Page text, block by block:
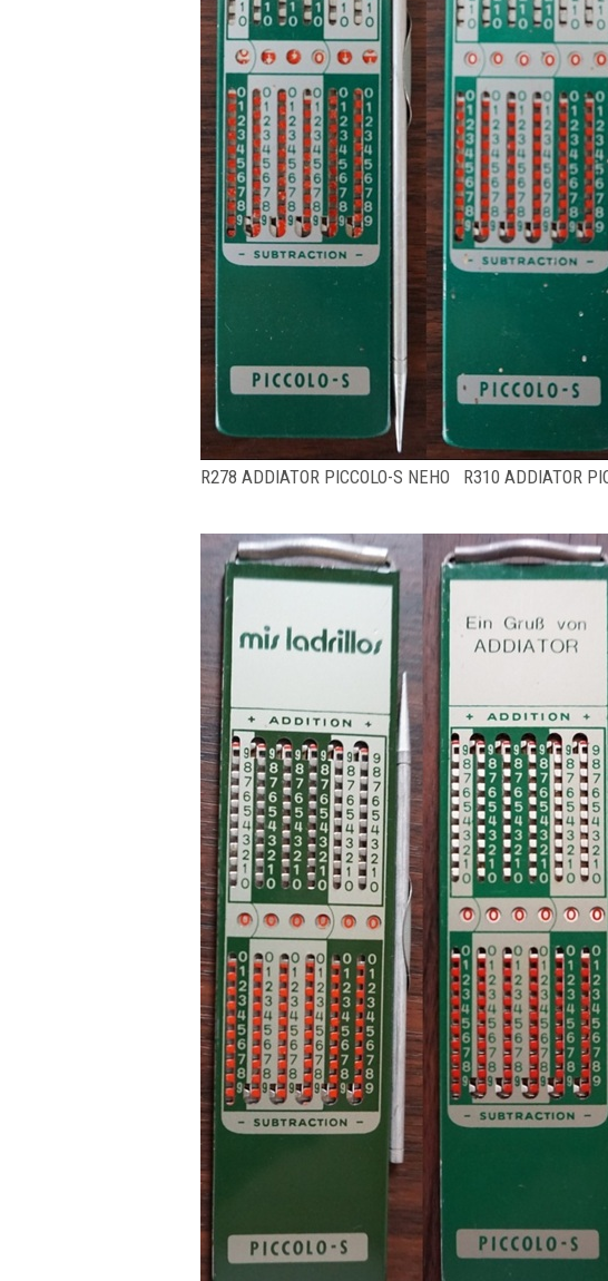
R278 ADDIATOR PICCOLO-S NEHO R310 ADDIATOR